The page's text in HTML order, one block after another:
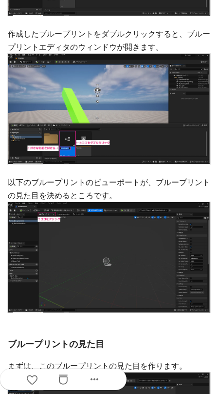
作成したブループリントをダブルクリックすると、ブルー
プリントエディタのウィンドウが開きます。
以下のブループリントのビューポートが、ブループリント
の見た目を決めるところです。
ブループリントの見た目
まずは、このブループリントの見た目を作ります。
more_horiz